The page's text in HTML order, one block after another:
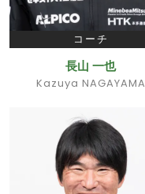
コーチ
長山 一也
Kazuya NAGAYAMA